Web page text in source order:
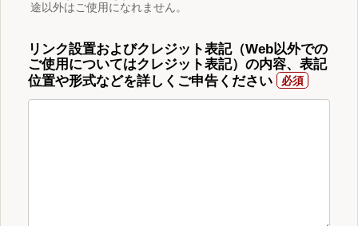
途以外はご使用になれません。
リンク設置およびクレジット表記（Web以外での
ご使用についてはクレジット表記）の内容、表記
位置や形式などを詳しくご申告ください